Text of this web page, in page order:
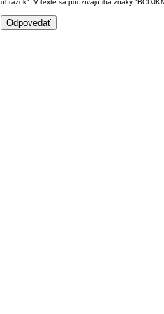
obrázok". V texte sa používajú iba znaky